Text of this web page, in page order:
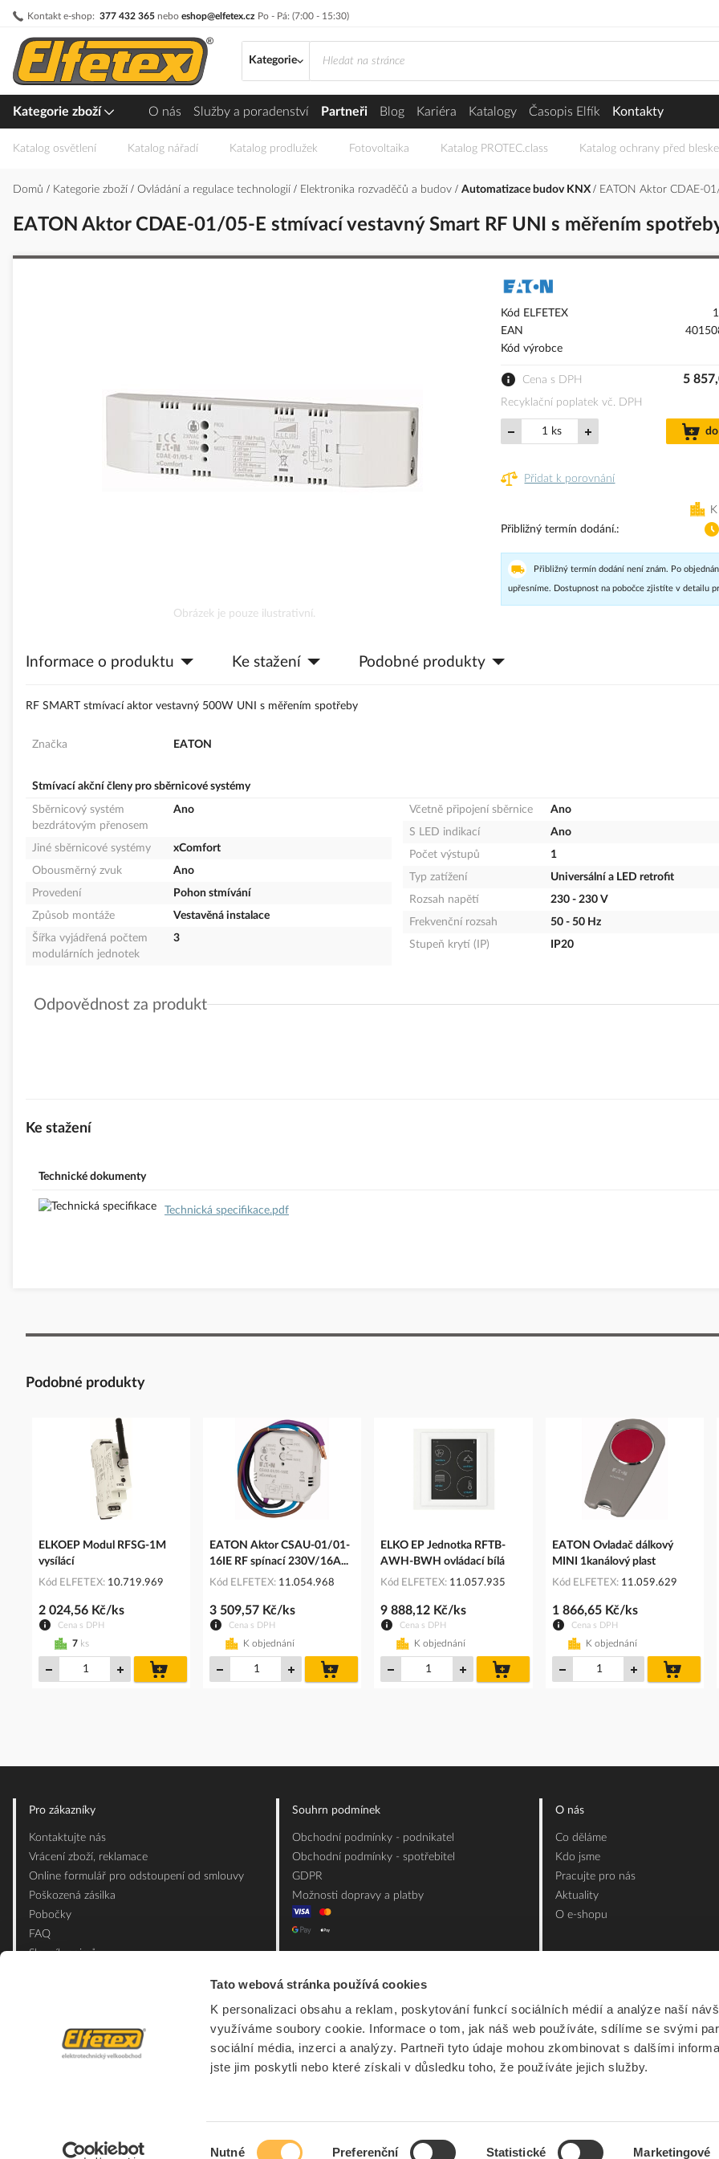
Tato webová stránka používá cookies
K personalizaci obsahu a reklam, poskytování funkcí sociálních médií a analýze naší
využíváme soubory cookie. Informace o tom, jak náš web používáte, sdílíme se svými
sociální média, inzerci a analýzy. Partneři tyto údaje mohou zkombinovat s dalšími
jste jim poskytli nebo které získali v důsledku toho, že používáte jejich služby.
Nutné Preferenční Statistické Marketingové
Kontakt e-shop: 377 432 365 nebo eshop@elfetex.cz Po - Pá: (7:00 - 15:30)
Přejít
obsah
Kategorie
Kategorie zboží O nás Služby a poradenství Partneři Blog Kariéra Katalogy Časopis Elfík Kontakty
Katalog osvětlení Katalog nářadí Katalog prodlužek Fotovoltaika Katalog PROTEC.class Katalog ochrany před
Domů Kategorie zboží Ovládání a regulace technologií Elektronika rozvaděčů a budov Automatizace budov KNX EATON Aktor CDAE-
EATON Aktor CDAE-01/05-E stmívací vestavný Smart RF UNI s měřením
galerie
Obrázek je pouze ilustrativní.
Kód ELFETEX
EAN
Kód výrobce
Cena s DPH 5
Recyklační poplatek vč. DPH
ks
Přidat k porovnání
Přibližný termín dodání.
Přibližný termín dodání není znám. Po
upřesníme. Dostupnost na pobočce zjistíte v detailu
Informace o produktu Ke stažení Podobné produkty
RF SMART stmívací aktor vestavný 500W UNI s měřením spotřeby
Značka EATON
Stmívací akční členy pro sběrnicové systémy
Sběrnicový systém
bezdrátovým přenosem
Ano
Jiné sběrnicové systémy
xComfort
Obousměrný zvuk
Ano
Provedení
Pohon stmívání
Způsob montáže
Vestavěná instalace
Šířka vyjádřená počtem
modulárních jednotek
3
Včetně připojení sběrnice
Ano
S LED indikací
Ano
Počet výstupů
1
Typ zatížení
Universální a LED retrofit
Rozsah napětí
230 - 230 V
Frekvenční rozsah
50 - 50 Hz
Stupeň krytí (IP)
IP20
GPSR Details
Odpovědnost za produkt
Ke stažení
Technické dokumenty
Technická specifikace.pdf
Podobné produkty
ELKOEP Modul RFSG-1M
vysílácí
Kód ELFETEX 10.719.969
Cena s DPH
2 024,56 Kč/ks
7 ks
košíku
EATON Aktor CSAU-01/01-
16IE RF spínací 230V/16A...
Kód ELFETEX 11.054.968
Cena s DPH
3 509,57 Kč/ks
K objednání
košíku
ELKO EP Jednotka RFTB-
AWH-BWH ovládací bílá
Kód ELFETEX 11.057.935
Cena s DPH
9 888,12 Kč/ks
K objednání
košíku
EATON Ovladač dálkový
MINI 1kanálový plast
Kód ELFETEX 11.059.629
Cena s DPH
1 866,65 Kč/ks
K objednání
košíku
Pro zákazníky
Kontaktujte nás
Vrácení zboží, reklamace
Online formulář pro odstoupení od smlouvy
Poškozená zásilka
Pobočky
FAQ
Slovník pojmů
Souhrn podmínek
Obchodní podmínky - podnikatel
Obchodní podmínky - spotřebitel
GDPR
Možnosti dopravy a platby
O nás
Co děláme
Kdo jsme
Pracujte pro nás
Aktuality
O e-shopu